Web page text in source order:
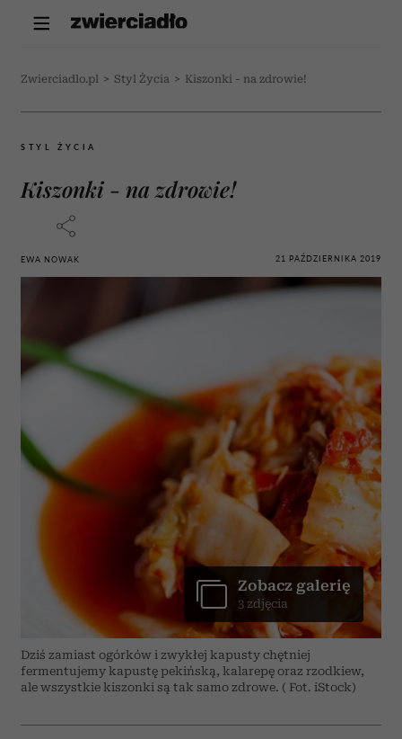
Zwierciadlo.pl > Styl Życia > Kiszonki - na zdrowie!
STYL ŻYCIA
Kiszonki - na zdrowie!
EWA NOWAK 21 PAŹDZIERNIKA 2019
Dziś zamiast ogórków i zwykłej kapusty chętniej
fermentujemy kapustę pekińską, kalarepę oraz rzodkiew,
ale wszystkie kiszonki są tak samo zdrowe. ( Fot. iStock)
Zobacz galerię
3 zdjęcia